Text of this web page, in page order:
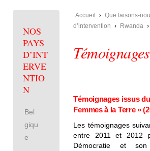
Accueil › Que faisons-
d’intervention
› Rwanda ›
Témoignages
Témoignages issus
Femmes à la Terre »
Les témoignages
entre 2011 et 2012
Démocratie et son
NOS
PAYS
D’INT
ERVE
NTIO
N
Bel
giqu
e